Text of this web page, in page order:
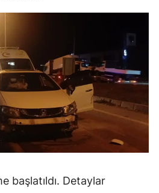
başlatıldı. Detaylar